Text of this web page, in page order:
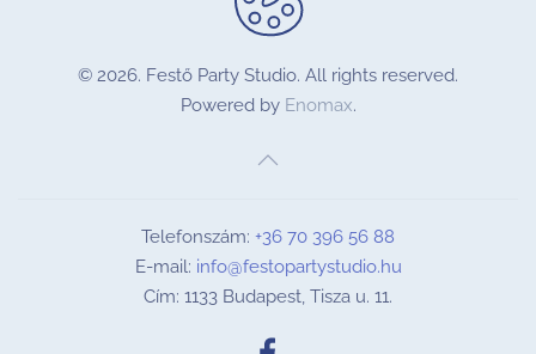
© 2026. Festő Party Studio. All rights reserved.
Powered by Enomax.
Telefonszám: +36 70 396 56 88
E-mail: info@festopartystudio.hu
Cím: 1133 Budapest, Tisza u. 11.